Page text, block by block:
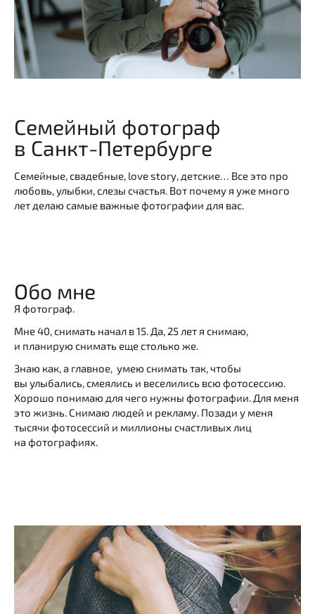
Семейный фотограф
в Санкт-Петербурге
Семейные, свадебные, love story, детские… Все это про
любовь, улыбки, слезы счастья. Вот почему я уже много
лет делаю самые важные фотографии для вас.
Обо мне
Я фотограф.
Мне 40, снимать начал в 15. Да, 25 лет я снимаю,
и планирую снимать еще столько же.
Знаю как, а главное, умею снимать так, чтобы
вы улыбались, смеялись и веселились всю фотосессию.
Хорошо понимаю для чего нужны фотографии. Для меня
это жизнь. Снимаю людей и рекламу. Позади у меня
тысячи фотосессий и миллионы счастливых лиц
на фотографиях.